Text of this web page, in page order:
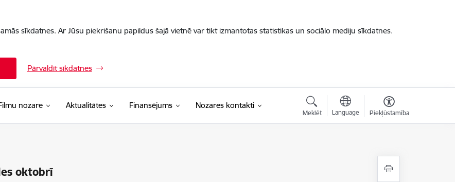
sīkdatnes. Ar Jūsu piekrišanu papildus šajā vietnē var tikt izmantotas statistikas un sociālo mediju sīkdatnes.
Pārvaldīt sīkdatnes
nozare Aktualitātes Finansējums Nozares kontakti
Meklēt Language Piekļūstamība
oktobrī